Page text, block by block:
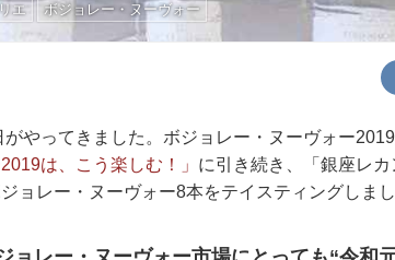
エ ボジョレー・ヌーヴォー
がやってきました。ボジョレー・ヌーヴォー
は、こう楽しむ！」 に引き続き、「銀座レ
ョレー・ヌーヴォー8本をテイスティングしまし